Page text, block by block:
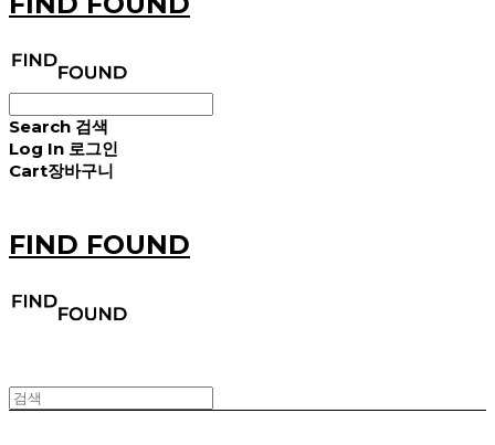
Search 검색
Log In 로그인
Cart장바구니
FIND FOUND